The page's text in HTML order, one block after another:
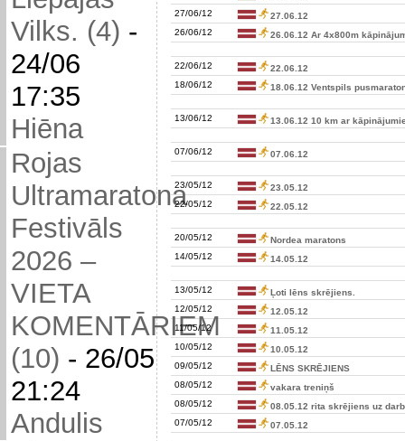
Vilks. (4) -
24/06
17:35
Hiēna
Rojas
Ultramaratona
Festivāls
2026 –
VIETA
KOMENTĀRIEM
(10) - 26/05
21:24
Andulis
27/06/12
27.06.12
26/06/12
26.06.12 Ar 4x800m
22/06/12
22.06.12
18/06/12
18.06.12 Ventspils
13/06/12 13.06.12 10 km ar
07/06/12 07.06.12
23/05/12
23.05.12
22/05/12
22.05.12
20/05/12
Nordea maratons
14/05/12
14.05.12
13/05/12
Ļoti lēns skrējiens.
12/05/12
12.05.12
11/05/12
11.05.12
10/05/12
10.05.12
09/05/12
LĒNS SKRĒJIENS
08/05/12
vakara treniņš
08/05/12
08.05.12 rita skrējiens uz
07/05/12
07.05.12